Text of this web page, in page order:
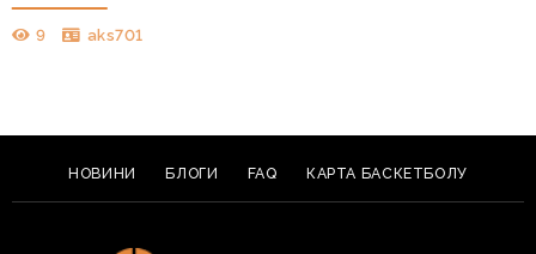
7 aks701
НОВИНИ БЛОГИ FAQ КАРТА БАСКЕТБОЛУ